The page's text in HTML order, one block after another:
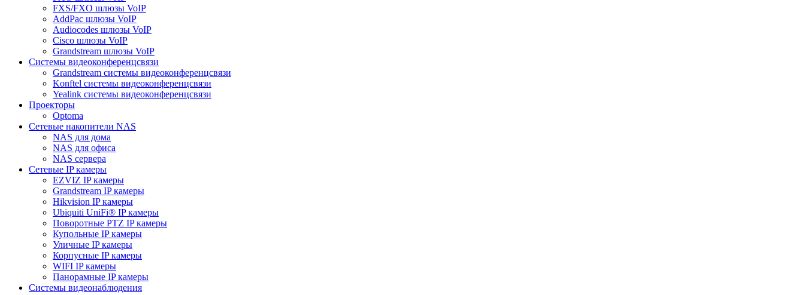
FXS/FXO шлюзы VoIP
AddPac шлюзы VoIP
Audiocodes шлюзы VoIP
Cisco шлюзы VoIP
Grandstream шлюзы VoIP
Системы видеоконференцсвязи
Grandstream системы видеоконференцсвязи
Konftel системы видеоконференцсвязи
Yealink системы видеоконференцсвязи
Проекторы
Optoma
Сетевые накопители NAS
NAS для дома
NAS для офиса
NAS сервера
Сетевые IP камеры
EZVIZ IP камеры
Grandstream IP камеры
Hikvision IP камеры
Ubiquiti UniFi® IP камеры
Поворотные PTZ IP камеры
Купольные IP камеры
Уличные IP камеры
Корпусные IP камеры
WIFI IP камеры
Панорамные IP камеры
Системы видеонаблюдения